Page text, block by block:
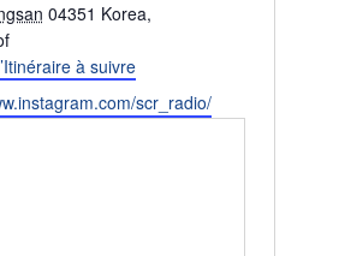
04351 Korea,
à suivre
scr_radio/